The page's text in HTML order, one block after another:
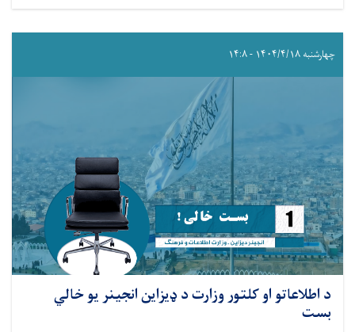
چهارشنبه ۱۴۰۴/۴/۱۸ - ۱۴:۸
د اطلاعاتو او کلتور وزارت د ډیزاین انجینر یو خالي
بست